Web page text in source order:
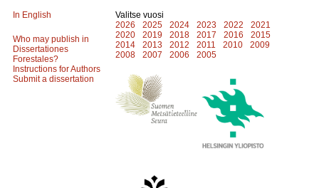
In English
Who may publish in
Dissertationes
Forestales?
Instructions for Authors
Submit a dissertation
Valitse vuosi
2026
2025 2024 2023 2022
2021
2020
2019 2018 2017 2016
2015
2014
2013 2012 2011 2010
2009
2008
2007 2006 2005